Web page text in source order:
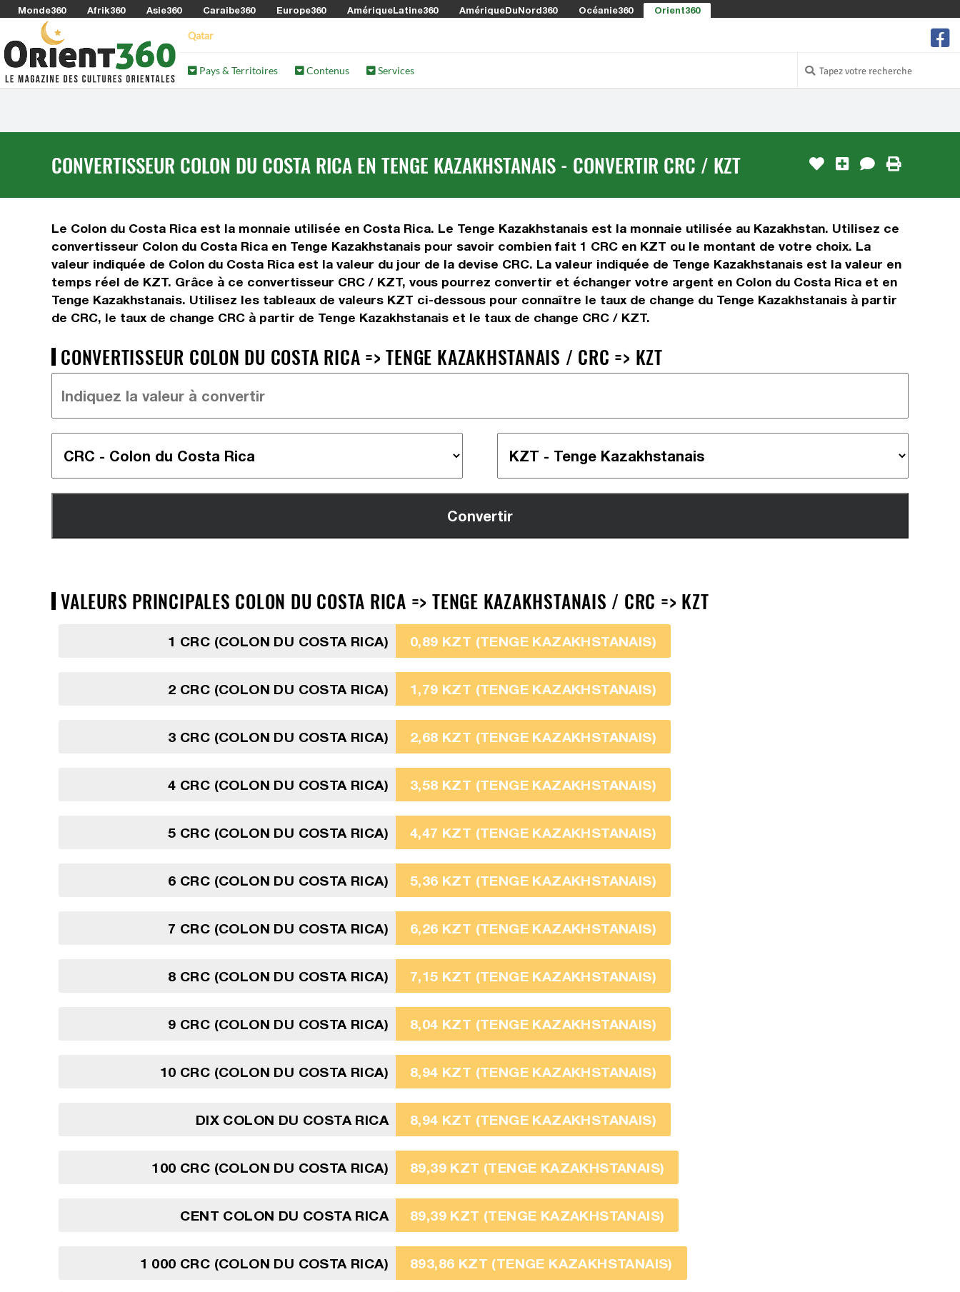
Monde360 Afrik360 Asie360 Caraibe360 Europe360 AmériqueLatine360 AmériqueDuNord360 Océanie360 Orient360
Qatar
Pays & Territoires Contenus Services
CONVERTISSEUR COLON DU COSTA RICA EN TENGE KAZAKHSTANAIS - CONVERTIR CRC / KZT
Le Colon du Costa Rica est la monnaie utilisée en Costa Rica. Le Tenge Kazakhstanais est la monnaie utilisée au Kazakhstan. Utilisez ce
convertisseur Colon du Costa Rica en Tenge Kazakhstanais pour savoir combien fait 1 CRC en KZT ou le montant de votre choix. La
valeur indiquée de Colon du Costa Rica est la valeur du jour de la devise CRC. La valeur indiquée de Tenge Kazakhstanais est la valeur en
temps réel de KZT. Grâce à ce convertisseur CRC / KZT, vous pourrez convertir et échanger votre argent en Colon du Costa Rica et en
Tenge Kazakhstanais. Utilisez les tableaux de valeurs KZT ci-dessous pour connaître le taux de change du Tenge Kazakhstanais à partir
de CRC, le taux de change CRC à partir de Tenge Kazakhstanais et le taux de change CRC / KZT.
CONVERTISSEUR COLON DU COSTA RICA => TENGE KAZAKHSTANAIS / CRC => KZT
VALEURS PRINCIPALES COLON DU COSTA RICA => TENGE KAZAKHSTANAIS / CRC => KZT
1 CRC (COLON DU COSTA RICA) 0,89 KZT (TENGE KAZAKHSTANAIS)
2 CRC (COLON DU COSTA RICA) 1,79 KZT (TENGE KAZAKHSTANAIS)
3 CRC (COLON DU COSTA RICA) 2,68 KZT (TENGE KAZAKHSTANAIS)
4 CRC (COLON DU COSTA RICA) 3,58 KZT (TENGE KAZAKHSTANAIS)
5 CRC (COLON DU COSTA RICA) 4,47 KZT (TENGE KAZAKHSTANAIS)
6 CRC (COLON DU COSTA RICA) 5,36 KZT (TENGE KAZAKHSTANAIS)
7 CRC (COLON DU COSTA RICA) 6,26 KZT (TENGE KAZAKHSTANAIS)
8 CRC (COLON DU COSTA RICA) 7,15 KZT (TENGE KAZAKHSTANAIS)
9 CRC (COLON DU COSTA RICA) 8,04 KZT (TENGE KAZAKHSTANAIS)
10 CRC (COLON DU COSTA RICA) 8,94 KZT (TENGE KAZAKHSTANAIS)
DIX COLON DU COSTA RICA 8,94 KZT (TENGE KAZAKHSTANAIS)
100 CRC (COLON DU COSTA RICA) 89,39 KZT (TENGE KAZAKHSTANAIS)
CENT COLON DU COSTA RICA 89,39 KZT (TENGE KAZAKHSTANAIS)
1 000 CRC (COLON DU COSTA RICA) 893,86 KZT (TENGE KAZAKHSTANAIS)